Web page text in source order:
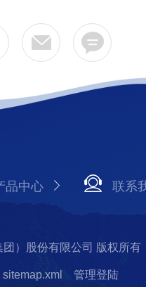
品中心 联系
）股份有限公司 版权所有
sitemap.xml 管理登陆